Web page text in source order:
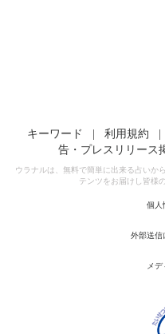
キーワード 利用規約
告・プレスリリース
ウラナルは、無料で簡単に出来る占いか
テンツをお届けし皆様
個人
外部送信
メデ